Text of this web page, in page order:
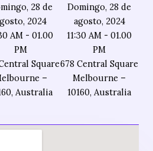
28 de
2024
AM - 01.00
PM
Square
–
Australia
Domingo, 28 de
agosto, 2024
11:30 AM - 01.00
PM
678 Central Square
Melbourne –
10160, Australia